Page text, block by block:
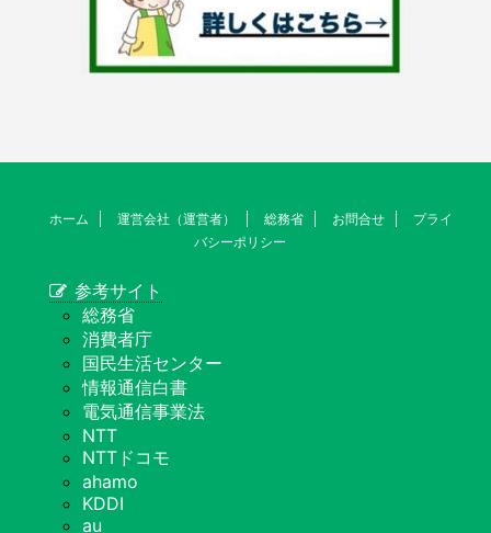
ホーム 運営会社（運営者） 総務省 お問合せ
プライ
バシーポリシー
参考サイト
総務省
消費者庁
国民生活センター
情報通信白書
電気通信事業法
NTT
NTTドコモ
ahamo
KDDI
au